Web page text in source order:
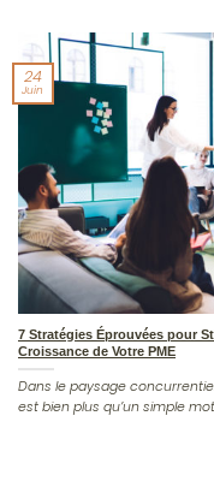
7 Stratégies Éprouvées pour
Croissance de Votre PME
Dans le paysage
est bien plus qu’un simple
24
Juin